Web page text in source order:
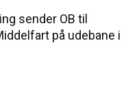
sender OB til
på udebane i